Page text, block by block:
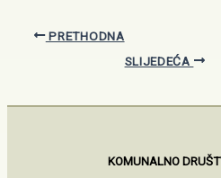
PRETHODNA
SLIJEDEĆA
KOMUNALNO